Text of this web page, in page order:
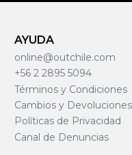
AYUDA
online@outchile.com
+56 2 2895 5094
Términos y Condiciones
Cambios y Devoluciones
Políticas de Privacidad
Canal de Denuncias